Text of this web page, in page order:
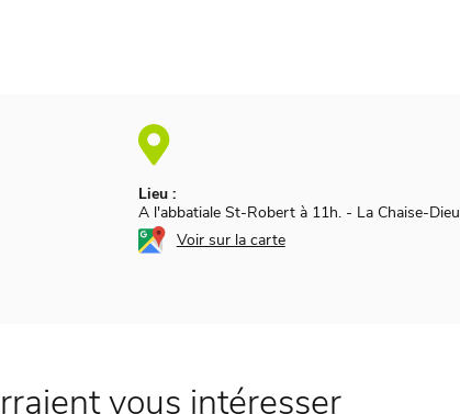
Lieu :
A l'abbatiale St-Robert à 11h. - La Chaise-Dieu
Voir sur la carte
vous intéresser